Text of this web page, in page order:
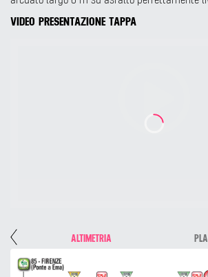
VIDEO PRESENTAZIONE TAPPA
ALTIMETRIA